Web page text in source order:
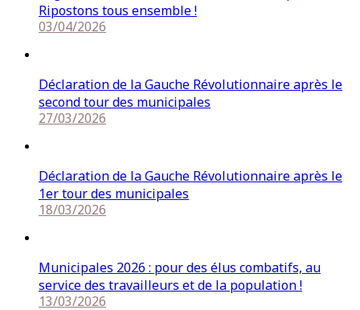
Ripostons tous ensemble !
03/04/2026
Déclaration de la Gauche Révolutionnaire après le
second tour des municipales
27/03/2026
Déclaration de la Gauche Révolutionnaire après le
1er tour des municipales
18/03/2026
Municipales 2026 : pour des élus combatifs, au
service des travailleurs et de la population !
13/03/2026